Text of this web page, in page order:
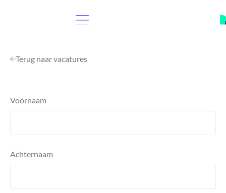
Terug naar vacatures
Voornaam
Achternaam